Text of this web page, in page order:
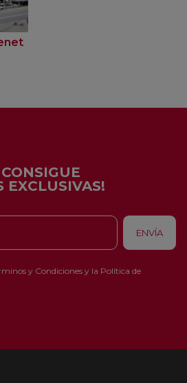
EXCLUSIVAS!
y Condiciones y la Política de